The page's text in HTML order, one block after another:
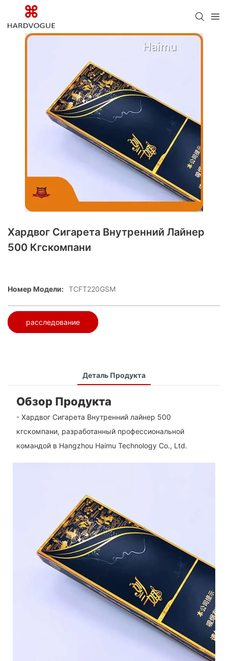
Хардвог Сигарета Внутренний Лайнер
500 Кгскомпани
Номер Модели: TCFT220GSM
расследование
Деталь Продукта
Обзор Продукта
- Хардвог Сигарета Внутренний лайнер 500
кгскомпани, разработанный профессиональной
командой в Hangzhou Haimu Technology Co., Ltd.